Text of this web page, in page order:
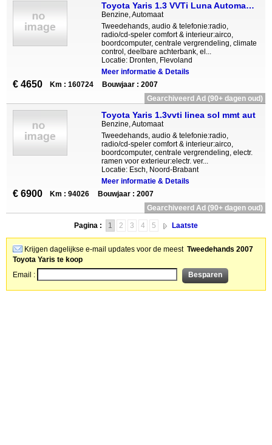
Toyota Yaris 1.3 VVTi Luna Automaat 5-deurs
Benzine, Automaat
Tweedehands, audio & telefonie:radio,
radio/cd-speler comfort & interieur:airco,
boordcomputer, centrale vergrendeling, climate
control, deelbare achterbank, el...
Locatie: Dronten, Flevoland
Meer informatie & Details
€ 4650 Km : 160724
Bouwjaar : 2007
Gearchiveerd Ad (90+ dagen oud)
Toyota Yaris 1.3vvti linea sol mmt aut
Benzine, Automaat
Tweedehands, audio & telefonie:radio,
radio/cd-speler comfort & interieur:airco,
boordcomputer, centrale vergrendeling, electr.
ramen voor exterieur:electr. ver...
Locatie: Esch, Noord-Brabant
Meer informatie & Details
€ 6900 Km : 94026
Bouwjaar : 2007
Gearchiveerd Ad (90+ dagen oud)
Pagina : 1 2 3 4 5 Laatste
Krijgen dagelijkse e-mail updates voor de meest Tweedehands 2007
Toyota Yaris te koop
Email :